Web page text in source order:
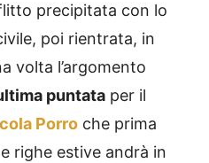
precipitata con lo
poi rientrata, in
volta l’argomento
puntata per il
Porro che prima
righe estive andrà in